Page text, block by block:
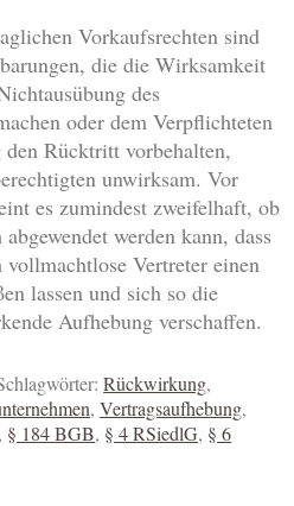
Vorkaufsrechten sind
die die Wirksamkeit
des
oder dem Verpflichteten
Rücktritt vorbehalten,
unwirksam. Vor
es zumindest zweifelhaft, ob
werden kann, dass
Vertreter einen
lassen und sich so die
Aufhebung verschaffen.
Rückwirkung,
,Vertragsaufhebung,
, § 184 BGB, § 4 RSiedlG, § 6